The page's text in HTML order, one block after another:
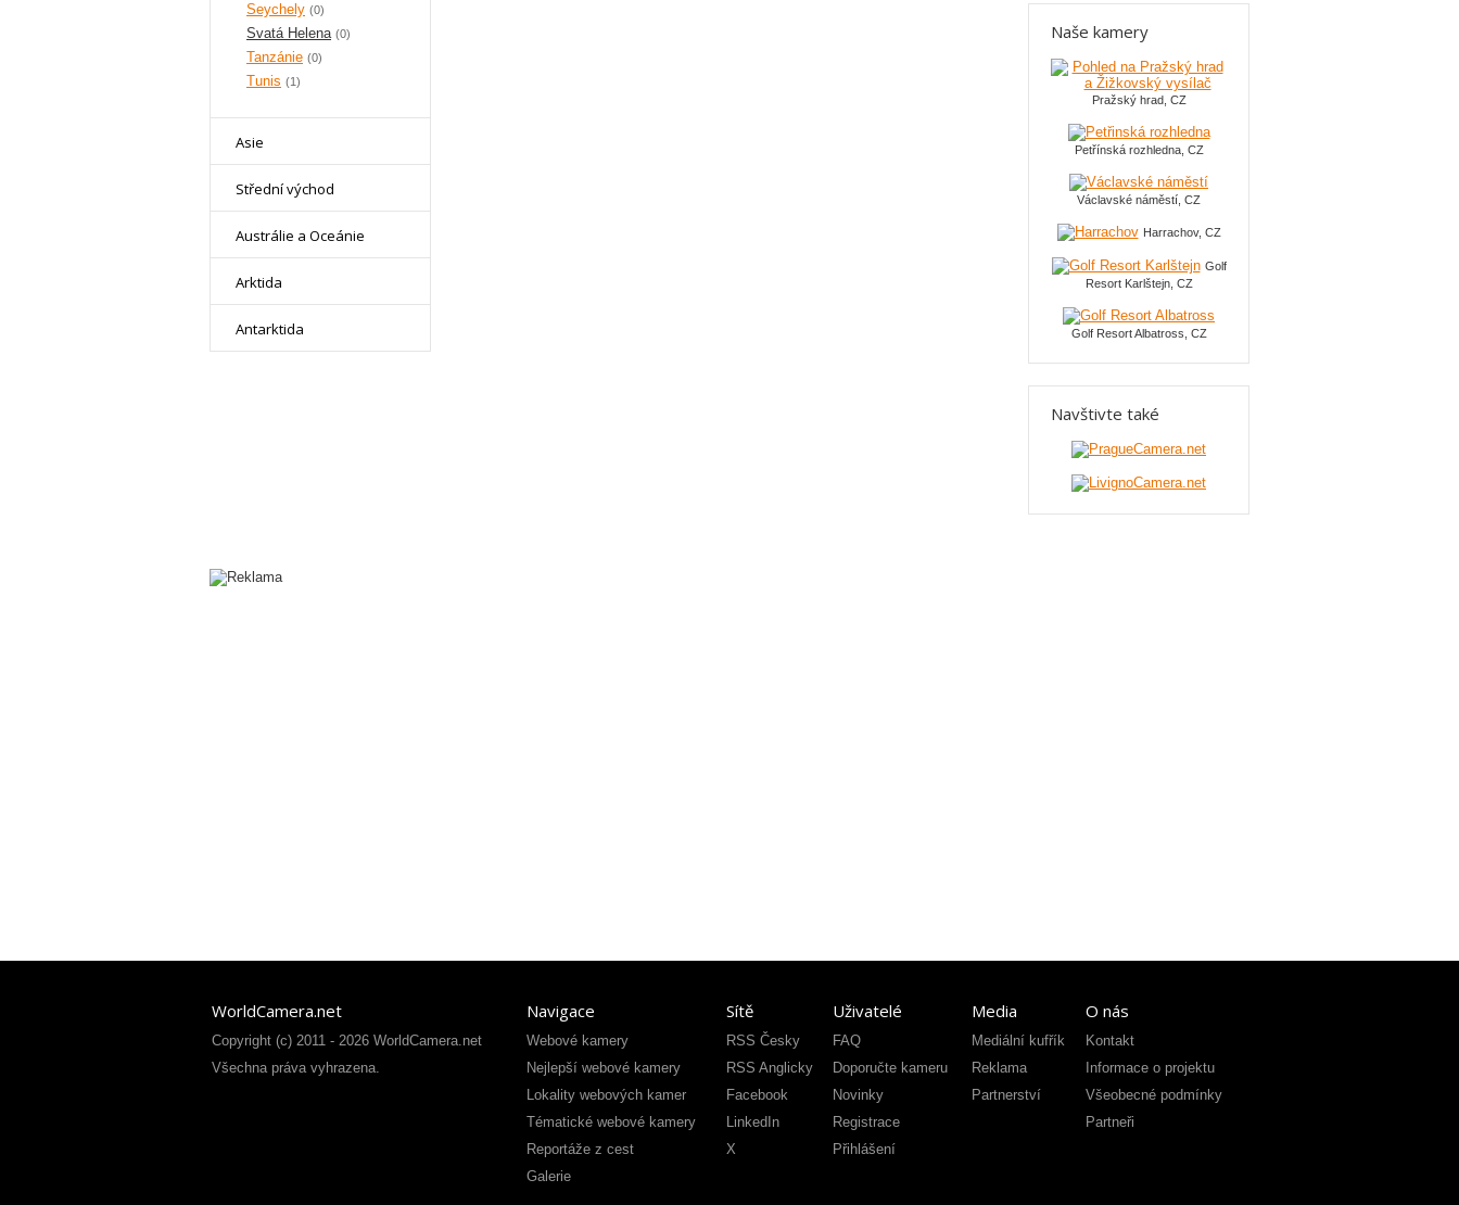
Seychely (0)
Svatá Helena (0)
Tanzánie (0)
Tunis (1)
Asie
Střední východ
Austrálie a Oceánie
Arktida
Antarktida
Naše kamery
Pražský hrad, CZ
Petřínská rozhledna, CZ
Václavské náměstí, CZ
Harrachov, CZ
Golf
Resort Karlštejn, CZ
Golf Resort Albatross, CZ
Navštivte také
WorldCamera.net
Copyright (c) 2011 - 2026 WorldCamera.net
Všechna práva vyhrazena.
Navigace
Webové kamery
Nejlepší webové kamery
Lokality webových kamer
Tématické webové kamery
Reportáže z cest
Galerie
Sítě
RSS Česky
RSS Anglicky
Facebook
LinkedIn
X
Uživatelé
FAQ
Doporučte kameru
Novinky
Registrace
Přihlášení
Media
Mediální kufřík
Reklama
Partnerství
O nás
Kontakt
Informace o projektu
Všeobecné podmínky
Partneři